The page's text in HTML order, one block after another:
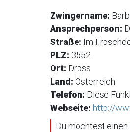
Zwingername:
Ansprechperson:
Straße: Im
PLZ: 3552
Ort: Dross
Land: Österreich
Telefon: Diese
Webseite: http://
Du möchtest einen